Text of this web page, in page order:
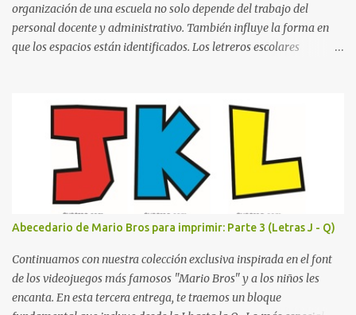
in...
organización de una escuela no solo depende del trabajo del
personal docente y administrativo. También influye la forma en
que los espacios están identificados. Los letreros escolares
decorativo que hace que la institución luzca más ordenada,
moderna y acogedora. Pensando en esta necesidad, he diseñado
una colección de letreros útiles para la escuela con un estilo
elegante, fácil de leer y listo para imprimir en alta calidad. Su
diseño busca combinar funcionalidad y estética, logrando que
cualquier institución educativa proyecte una imagen más
organizada y profesional. ¿Por qué son importantes los letreros
escolares? En una escuela conviven diariamente cientos de
personas. Para quienes visitan la institución por primera vez,
encontrar la biblioteca, la dirección o un aula específica puede
resultar c...
Abecedario de Mario Bros para imprimir: Parte 3 (Letras J - Q)
Continuamos con nuestra colección exclusiva inspirada en el font
de los videojuegos más famosos "Mario Bros" y a los niños les
encanta. En esta tercera entrega, te traemos un bloque